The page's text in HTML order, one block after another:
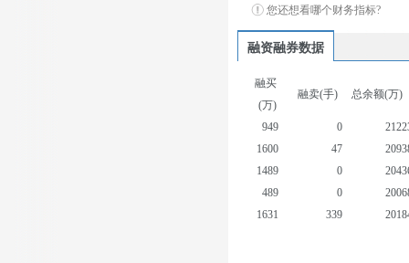
您还想看哪个财务指标?
融资融券数据
融买
(万)
融卖(手) 总余额(万)
949 0
1600
47
1489
0
489
0
1631
339